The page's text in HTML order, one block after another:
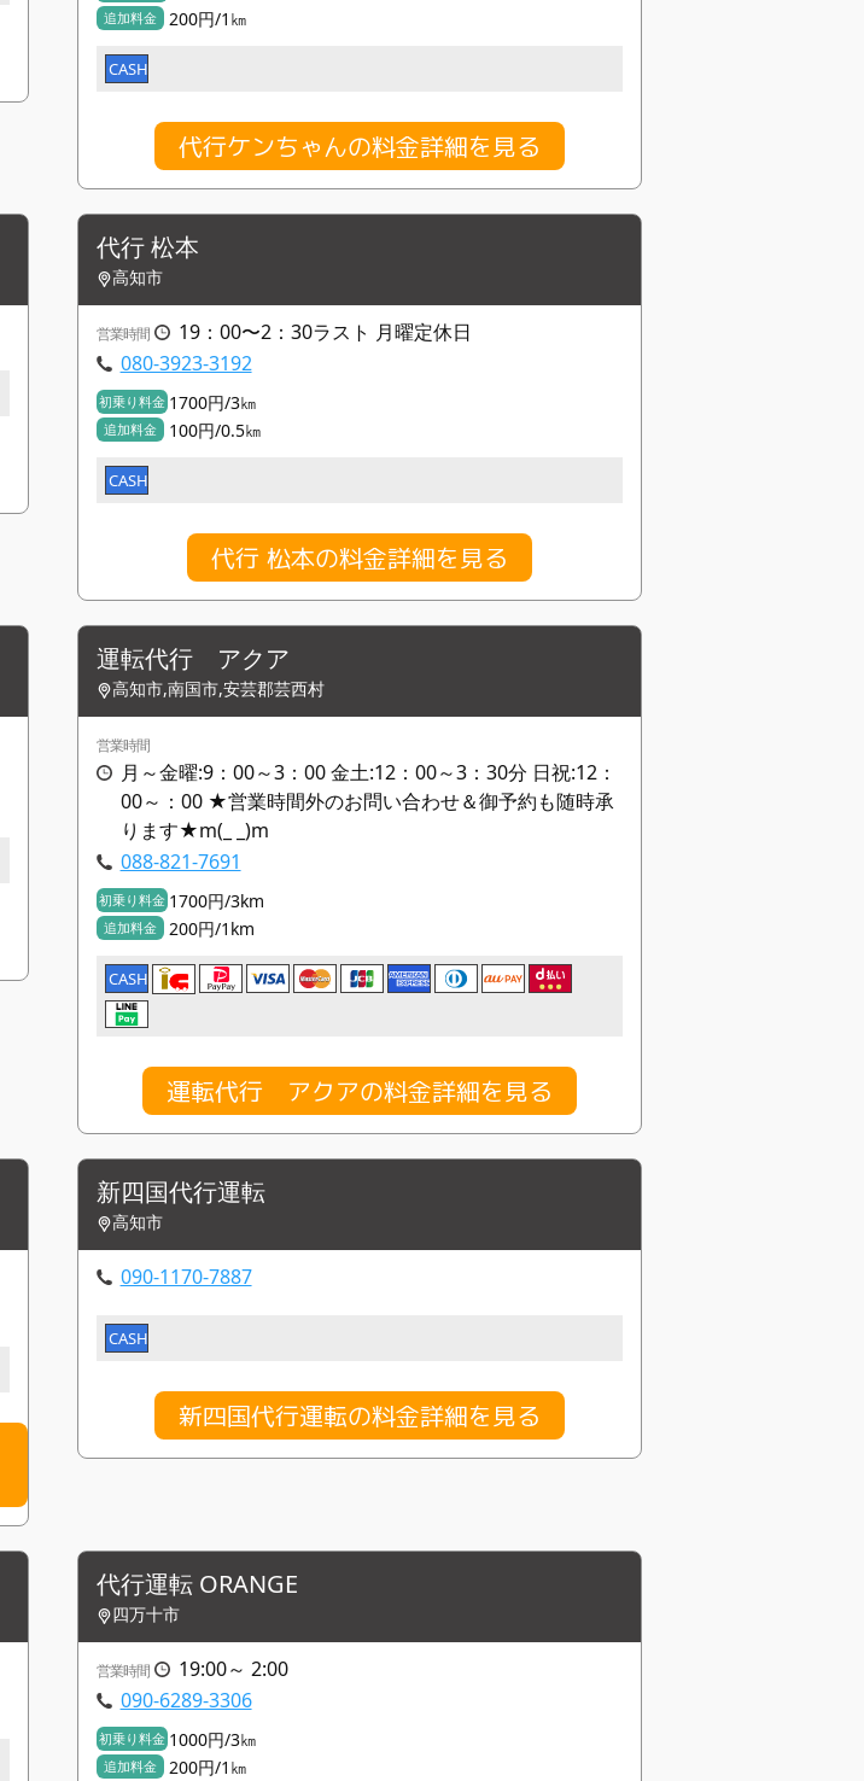
追加料金 200円/1㎞
CASH
代行ケンちゃんの料金詳細を見る
代行 松本
高知市
営業時間
19：00〜2：30ラスト 月曜定休日
080-3923-3192
初乗り料金 1700円/3㎞
追加料金 100円/0.5㎞
CASH
代行 松本の料金詳細を見る
運転代行 アクア
高知市,南国市,安芸郡芸西村
営業時間
月～金曜:9：00～3：00 金土:12：00～3：30分 日祝:12：
00～：00 ★営業時間外のお問い合わせ＆御予約も随時承
ります★m(_ _)m
088-821-7691
初乗り料金 1700円/3km
追加料金 200円/1km
CASH
運転代行 アクアの料金詳細を見る
新四国代行運転
高知市
090-1170-7887
CASH
新四国代行運転の料金詳細を見る
代行運転 ORANGE
四万十市
営業時間
19:00～ 2:00
090-6289-3306
初乗り料金 1000円/3㎞
追加料金 200円/1㎞